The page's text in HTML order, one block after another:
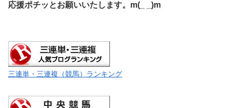
応援ポチッとお願いいたします。m(_ _)m
三連単・三連複（競馬）ランキング